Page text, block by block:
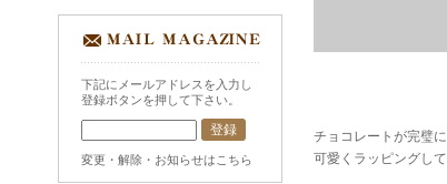
チョコレートが完璧
可愛くラッピングし
下記にメールアドレスを入力し
登録ボタンを押して下さい。
変更・解除・お知らせはこちら